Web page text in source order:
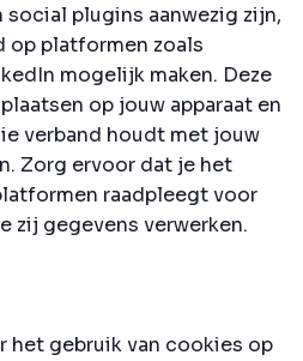
social plugins aanwezig zijn,
op platformen zoals
mogelijk maken. Deze
op jouw apparaat en
verband houdt met jouw
Zorg ervoor dat je het
raadpleegt voor
zij gegevens verwerken.
gebruik van cookies op